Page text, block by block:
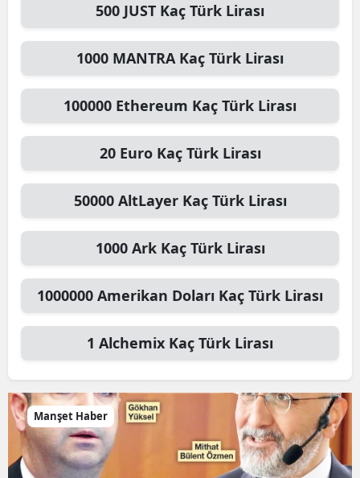
500 JUST Kaç Türk Lirası
1000 MANTRA Kaç Türk Lirası
100000 Ethereum Kaç Türk Lirası
20 EuroKaç Türk Lirası
50000 AltLayer Kaç Türk Lirası
1000 Ark Kaç Türk Lirası
1000000 Amerikan Doları Kaç Türk Lirası
1 Alchemix Kaç Türk Lirası
Manşet Haber